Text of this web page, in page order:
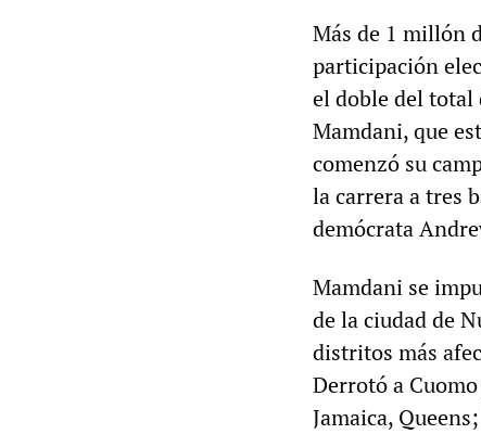
Más de 1 millón
participación
el doble del total
Mamdani, que
comenzó su
la carrera a tres
demócrata
Mamdani se
de la ciudad de
distritos más
Derrotó a
Jamaica,